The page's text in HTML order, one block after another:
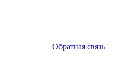
Обратная связь